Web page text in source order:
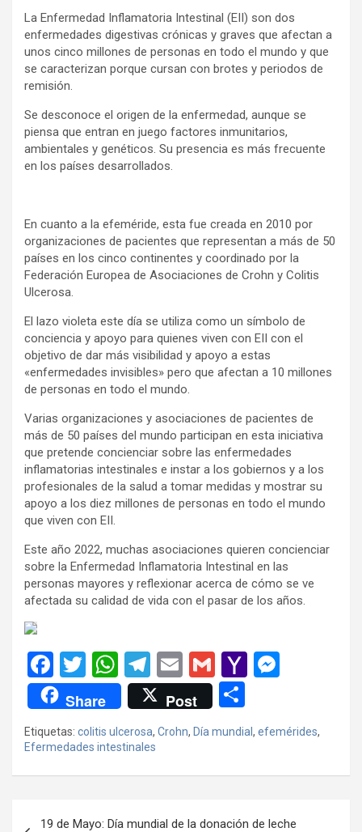
La Enfermedad Inflamatoria Intestinal (EII) son dos
enfermedades digestivas crónicas y graves que afectan a
unos cinco millones de personas en todo el mundo y que
se caracterizan porque cursan con brotes y periodos de
remisión.
Se desconoce el origen de la enfermedad, aunque se
piensa que entran en juego factores inmunitarios,
ambientales y genéticos. Su presencia es más frecuente
en los países desarrollados.
En cuanto a la efeméride, esta fue creada en 2010 por
organizaciones de pacientes que representan a más de 50
países en los cinco continentes y coordinado por la
Federación Europea de Asociaciones de Crohn y Colitis
Ulcerosa.
El lazo violeta este día se utiliza como un símbolo de
conciencia y apoyo para quienes viven con EII con el
objetivo de dar más visibilidad y apoyo a estas
«enfermedades invisibles» pero que afectan a 10 millones
de personas en todo el mundo.
Varias organizaciones y asociaciones de pacientes de
más de 50 países del mundo participan en esta iniciativa
que pretende concienciar sobre las enfermedades
inflamatorias intestinales e instar a los gobiernos y a los
profesionales de la salud a tomar medidas y mostrar su
apoyo a los diez millones de personas en todo el mundo
que viven con EII.
Este año 2022, muchas asociaciones quieren concienciar
sobre la Enfermedad Inflamatoria Intestinal en las
personas mayores y reflexionar acerca de cómo se ve
afectada su calidad de vida con el pasar de los años.
F
a
ce
b
o
k
T
wi
tt
er
W
h
at
s
A
p
T
el
e
gr
a
E
m
ail
G
m
ail
Y
o
o
ail
n
g
Share Post
o
m
p
tir
Etiquetas: colitis ulcerosa, Crohn, Día mundial , efemérides,
Efermedades intestinales
19 de Mayo: Día mundial de la donación de leche